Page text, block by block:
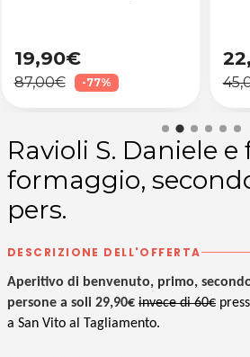
19,90€
87,00€ -77%
Ravioli S. Daniele
formaggio,
pers.
DESCRIZIONE DELL'OFFERTA
Aperitivo di benvenuto, primo,
persone a soli 29,90€ invece di 60€
a San Vito al Tagliamento.